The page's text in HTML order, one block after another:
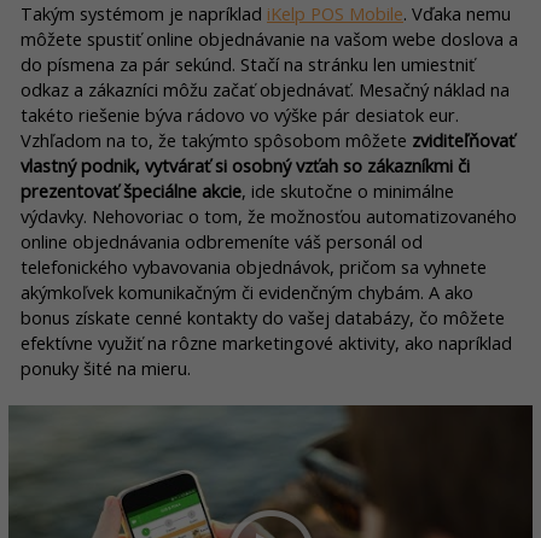
Takým systémom je napríklad iKelp POS Mobile. Vďaka nemu
môžete spustiť online objednávanie na vašom webe doslova a
do písmena za pár sekúnd. Stačí na stránku len umiestniť
odkaz a zákazníci môžu začať objednávať. Mesačný náklad na
takéto riešenie býva rádovo vo výške pár desiatok eur.
Vzhľadom na to, že takýmto spôsobom môžete zviditeľňovať
vlastný podnik, vytvárať si osobný vzťah so zákazníkmi či
prezentovať špeciálne akcie, ide skutočne o minimálne
výdavky. Nehovoriac o tom, že možnosťou automatizovaného
online objednávania odbremeníte váš personál od
telefonického vybavovania objednávok, pričom sa vyhnete
akýmkoľvek komunikačným či evidenčným chybám. A ako
bonus získate cenné kontakty do vašej databázy, čo môžete
efektívne využiť na rôzne marketingové aktivity, ako napríklad
ponuky šité na mieru.